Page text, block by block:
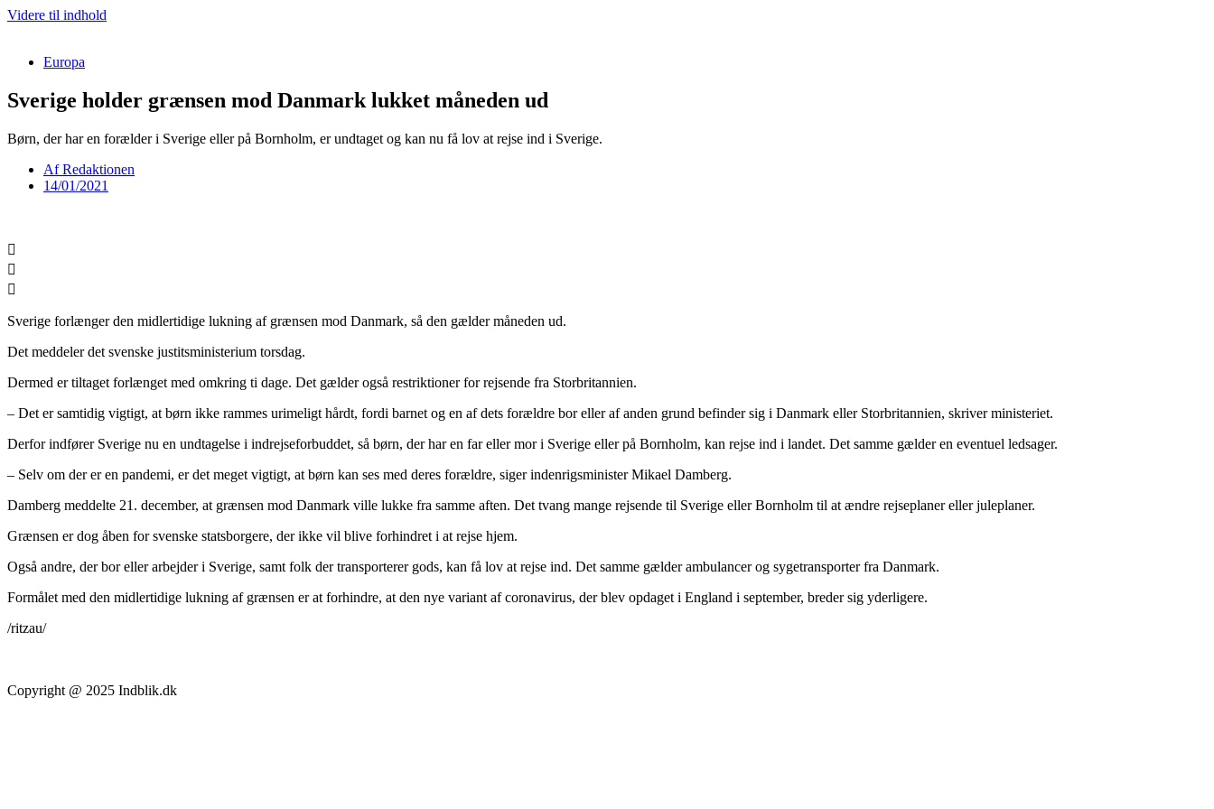
Videre til indhold
Europa
Sverige holder grænsen mod Danmark lukket måneden ud
Børn, der har en forælder i Sverige eller på Bornholm, er undtaget og kan nu få lov at rejse ind i Sverige.
AfRedaktionen
14/01/2021
Sverige forlænger den midlertidige lukning af grænsen mod Danmark, så den gælder måneden ud.
Det meddeler det svenske justitsministerium torsdag.
Dermed er tiltaget forlænget med omkring ti dage. Det gælder også restriktioner for rejsende fra Storbritannien.
– Det er samtidig vigtigt, at børn ikke rammes urimeligt hårdt, fordi barnet og en af dets forældre bor eller af anden grund befinder sig i Danmark eller Storbritannien, skriver ministeriet.
Derfor indfører Sverige nu en undtagelse i indrejseforbuddet, så børn, der har en far eller mor i Sverige eller på Bornholm, kan rejse ind i landet. Det samme gælder en eventuel ledsager.
– Selv om der er en pandemi, er det meget vigtigt, at børn kan ses med deres forældre, siger indenrigsminister Mikael Damberg.
Damberg meddelte 21. december, at grænsen mod Danmark ville lukke fra samme aften. Det tvang mange rejsende til Sverige eller Bornholm til at ændre rejseplaner eller juleplaner.
Grænsen er dog åben for svenske statsborgere, der ikke vil blive forhindret i at rejse hjem.
Også andre, der bor eller arbejder i Sverige, samt folk der transporterer gods, kan få lov at rejse ind. Det samme gælder ambulancer og sygetransporter fra Danmark.
Formålet med den midlertidige lukning af grænsen er at forhindre, at den nye variant af coronavirus, der blev opdaget i England i september, breder sig yderligere.
/ritzau/
Copyright @ 2025 Indblik.dk